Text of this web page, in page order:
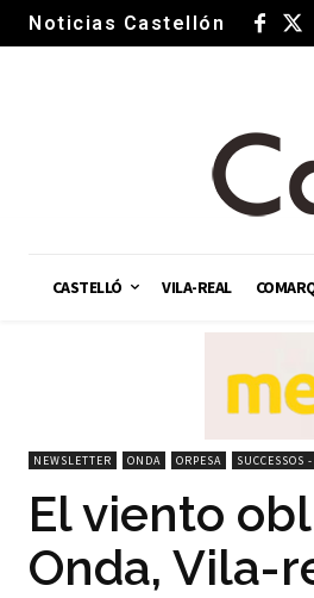
Noticias Castellón
CASTELLÓ VILA-REAL
NEWSLETTER ONDA ORPESA SUCCESSOS
El viento
Onda, Vila-